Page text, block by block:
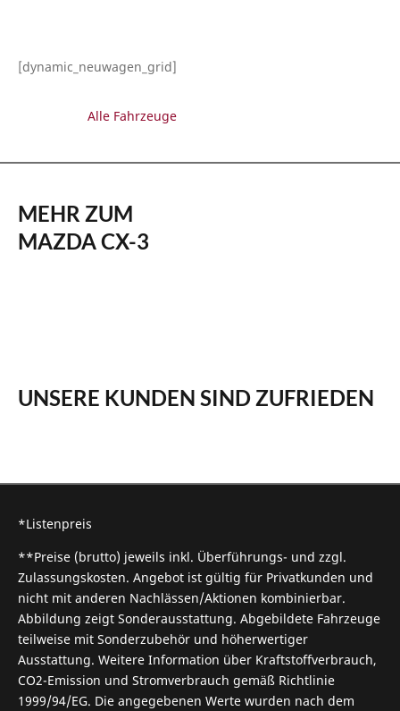
[dynamic_neuwagen_grid]
Alle Fahrzeuge
MEHR ZUM
MAZDA CX-3
UNSERE KUNDEN SIND ZUFRIEDEN
*Listenpreis
**Preise (brutto) jeweils inkl. Überführungs- und zzgl.
Zulassungskosten. Angebot ist gültig für Privatkunden und
nicht mit anderen Nachlässen/Aktionen kombinierbar.
Abbildung zeigt Sonderausstattung. Abgebildete Fahrzeuge
teilweise mit Sonderzubehör und höherwertiger
Ausstattung. Weitere Information über Kraftstoffverbrauch,
CO2-Emission und Stromverbrauch gemäß Richtlinie
1999/94/EG. Die angegebenen Werte wurden nach dem